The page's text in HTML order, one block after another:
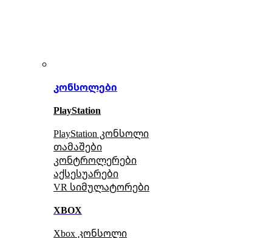
კონსოლები
PlayStation
PlayStation კონსოლი
თამაშები
კონტროლერები
აქსესუარები
VR სიმულატორები
XBOX
Xbox კონსოლი